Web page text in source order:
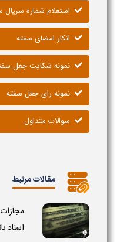
استعلام شماره سریال
انکار امضای سفته
نمونه شکایت جعل
نمونه رای جعل سفته
سوالات متداول
مقالات مرتبط
اسناد